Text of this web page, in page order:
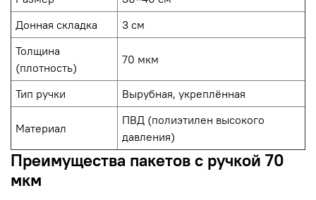
Донная складка
3 см
Толщина
(плотность)
70 мкм
Тип ручки Вырубная, укреплённая
Материал
ПВД (полиэтилен высокого
давления)
Преимущества пакетов с ручкой 70
мкм